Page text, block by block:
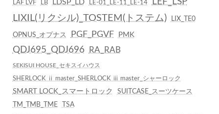
LAF LVF LB LDSP_LD LE-01_LE-11_LE-14
LIXIL(リクシル)_TOSTEM(トステム) LIX_TE0
OPNUS_オプナス PGF_PGVF PMK
QDJ695_QDJ696 RA_RAB
SEKISUI HOUSE_セキスイハウス
SHERLOCK ⅱ master_SHERLOCK ⅲ master_シャーロック
SMART LOCK_スマートロック
SUITCASE_スーツケース
TM_TMB_TME
TSA